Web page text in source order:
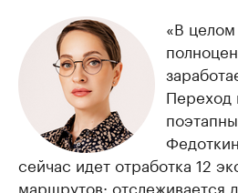
«В
Переход
сейчас идет отработка 12
маршрутов: отслеживается